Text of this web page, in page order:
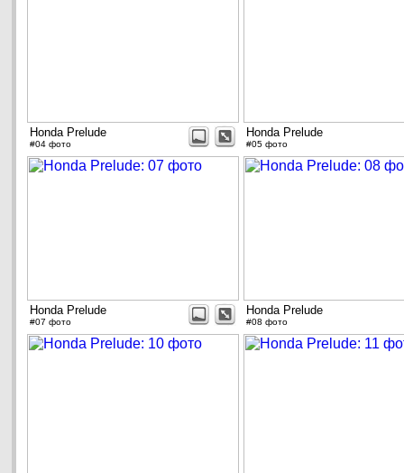
Honda Prelude
#04 фото
Honda Prelude
#05 фото
Honda Prelude
#07 фото
Honda Prelude
#08 фото